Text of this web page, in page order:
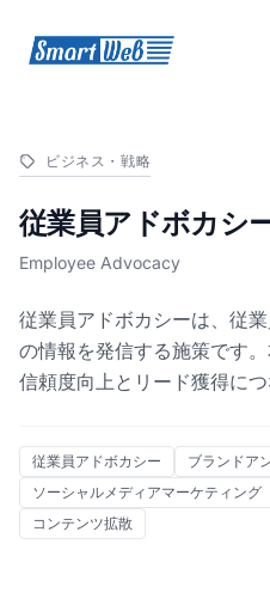
SmartWeb
ビジネス・戦略
従業員アドボカシ
Employee Advocacy
従業員アドボカシーは、従
の情報を発信する施策です
信頼度向上とリード獲得につ
従業員アドボカシー
ブランドア
ソーシャルメディアマーケティング
コンテンツ拡散